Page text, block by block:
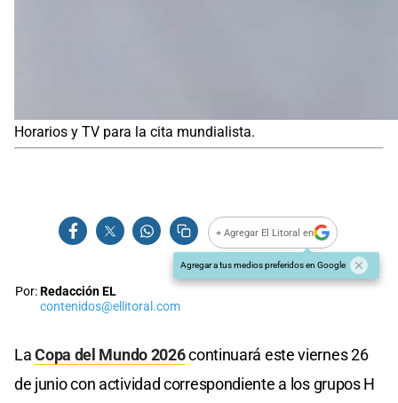
Horarios y TV para la cita mundialista.
+ Agregar El Litoral en
Agregar a tus medios preferidos en Google
Por:Redacción EL
contenidos@ellitoral.com
LaCopa del Mundo 2026continuará este viernes 26
de junio con actividad correspondiente a los grupos H